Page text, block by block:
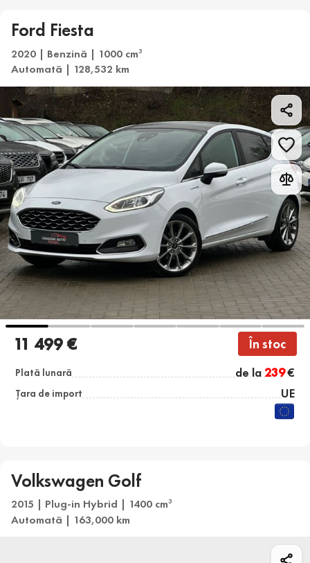
Ford Fiesta
2020 | Benzină | 1000 cm3
Automată | 128,532 km
11 499 € În stoc
Plată lunară de la239€
Țara de import UE
Volkswagen Golf
2015 | Plug-in Hybrid | 1400 cm3
Automată | 163,000 km